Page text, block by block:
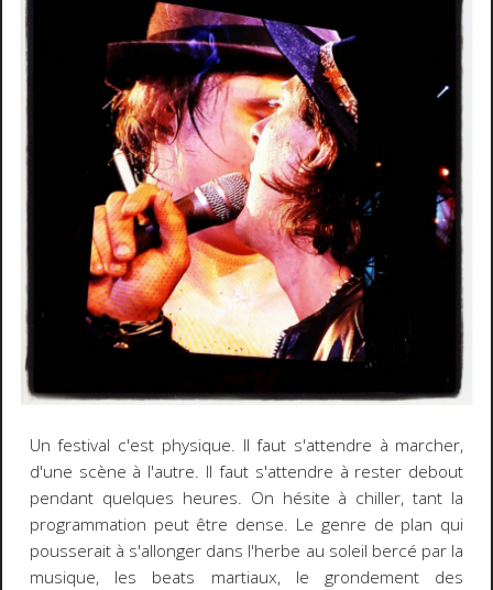
Un festival c'est physique. Il faut s'attendre à marcher,
d'une scène à l'autre. Il faut s'attendre à rester debout
pendant quelques heures. On hésite à chiller, tant la
programmation peut être dense. Le genre de plan qui
pousserait à s'allonger dans l'herbe au soleil bercé par la
musique, les beats martiaux, le grondement des